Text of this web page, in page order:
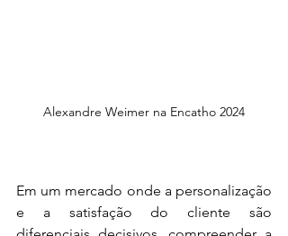
Alexandre Weimer na Encatho 2024
Em um mercado onde a personalização
e a satisfação do cliente são